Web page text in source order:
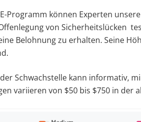
Programm können Experten
von Sicherheitslücken
Belohnung zu erhalten. Seine
Schwachstelle kann informativ,
variieren von $50 bis $750 in der